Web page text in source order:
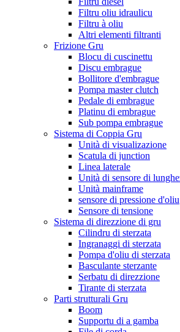
Filtru oliu idraulicu
Filtru à oliu
Altri elementi filtranti
Frizione Gru
Blocu di cuscinettu
Discu embrague
Bollitore d'embrague
Pompa master clutch
Pedale di embrague
Platinu di embrague
Sub pompa embrague
Sistema di Coppia Gru
Unità di visualizazione
Scatula di junction
Linea laterale
Unità di sensore di
Unità mainframe
sensore di pressione d'oliu
Sensore di tensione
Sistema di direzzione di gru
Cilindru di sterzata
Ingranaggi di sterzata
Pompa d'oliu di sterzata
Basculante sterzante
Serbatu di direzzione
Tirante di sterzata
Parti strutturali Gru
Boom
Supportu di a gamba